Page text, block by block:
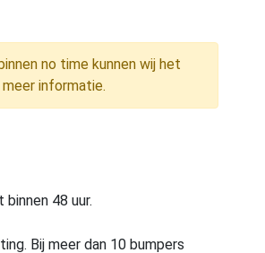
no time kunnen wij het
informatie.
48 uur.
Bij meer dan 10 bumpers